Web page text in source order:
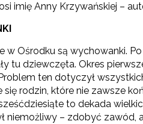
imię Anny Krzywańskiej –
w Ośrodku są wychowanki.
tu dziewczęta. Okres
ten dotyczył
się rodzin, które nie zawsze
to dekada
niemożliwy – zdobyć zawód,
ORE
się i bądź na bieżąco z
i programach.
mail: